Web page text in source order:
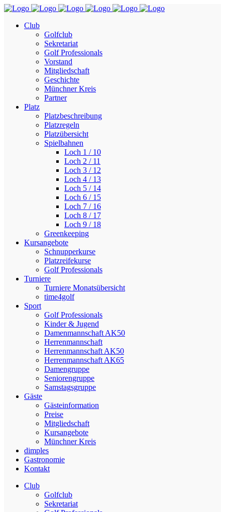
Club
Golfclub
Sekretariat
Golf Professionals
Vorstand
Mitgliedschaft
Geschichte
Münchner Kreis
Partner
Platz
Platzbeschreibung
Platzregeln
Platzübersicht
Spielbahnen
Loch 1 / 10
Loch 2 / 11
Loch 3 / 12
Loch 4 / 13
Loch 5 / 14
Loch 6 / 15
Loch 7 / 16
Loch 8 / 17
Loch 9 / 18
Greenkeeping
Kursangebote
Schnupperkurse
Platzreifekurse
Golf Professionals
Turniere
Turniere Monatsübersicht
time4golf
Sport
Golf Professionals
Kinder & Jugend
Damenmannschaft AK50
Herrenmannschaft
Herrenmannschaft AK50
Herrenmannschaft AK65
Damengruppe
Seniorengruppe
Samstagsgruppe
Gäste
Gästeinformation
Preise
Mitgliedschaft
Kursangebote
Münchner Kreis
dimples
Gastronomie
Kontakt
Club
Golfclub
Sekretariat